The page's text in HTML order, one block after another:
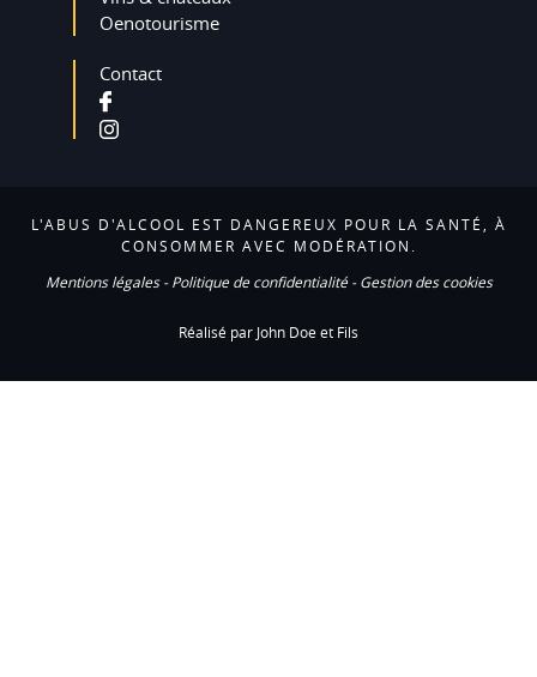
Oenotourisme
Contact
L'ABUS D'ALCOOL EST DANGEREUX POUR LA SANTÉ, À
CONSOMMER AVEC MODÉRATION.
Mentions légales-Politique de confidentialité-Gestion des cookies
Réalisé par John Doe et Fils